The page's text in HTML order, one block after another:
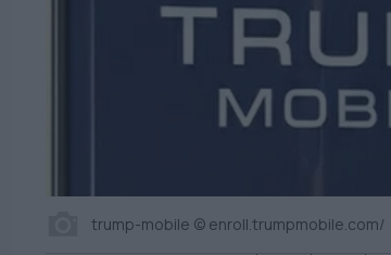
trump-mobile © enroll.trumpmobile.com/